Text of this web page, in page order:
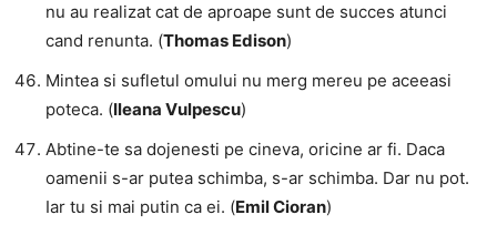
nu au realizat cat de aproape sunt de succes atunci
cand renunta. (Thomas Edison)
Mintea si sufletul omului nu merg mereu pe aceeasi
poteca. (Ileana Vulpescu)
Abtine-te sa dojenesti pe cineva, oricine ar fi. Daca
oamenii s-ar putea schimba, s-ar schimba. Dar nu pot.
Iar tu si mai putin ca ei. (Emil Cioran)